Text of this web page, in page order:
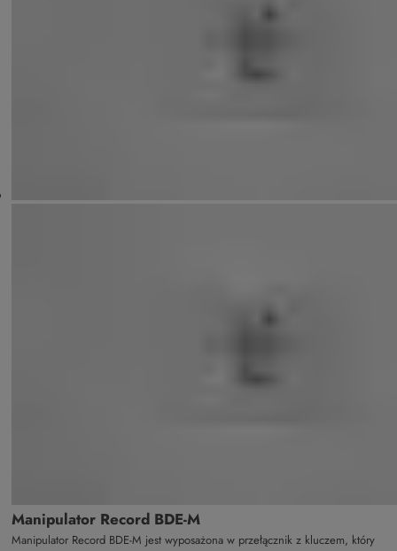
Manipulator Record BDE-M
Manipulator Record BDE-M jest wyposażona w przełącznik z kluczem, który